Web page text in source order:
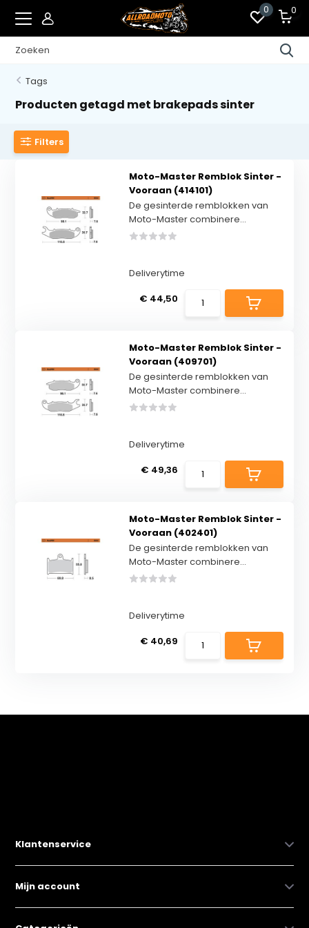
0 0
Tags
Producten getagd met brakepads sinter
Filters
Moto-Master Remblok Sinter -
Vooraan (414101)
De gesinterde remblokken van
Moto-Master combinere...
Deliverytime
€ 44,50
Moto-Master Remblok Sinter -
Vooraan (409701)
De gesinterde remblokken van
Moto-Master combinere...
Deliverytime
€ 49,36
Moto-Master Remblok Sinter -
Vooraan (402401)
De gesinterde remblokken van
Moto-Master combinere...
Deliverytime
€ 40,69
Klantenservice
Mijn account